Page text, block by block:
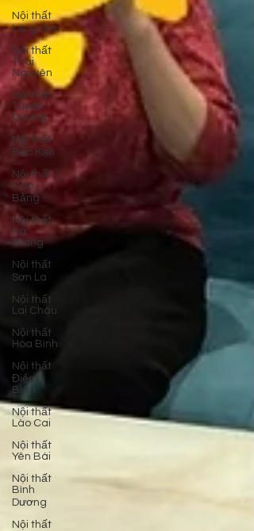
Nội thất
Lạng Sơn
Nội thất
Thái
Nguyên
Nội thất
Tuyên
Quang
Nội thất
Bắc Kạn
Nội thất
Cao
Bằng
Nội thất
Hà
Giang
Nội thất
Sơn La
Nội thất
Lai Châu
Nội thất
Hòa Bình
Nội thất
Điện
Biên
Nội thất
Lào Cai
Nội thất
Yên Bái
Nội thất
Bình
Dương
Nội thất